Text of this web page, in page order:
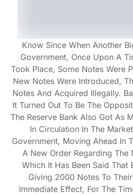
Know Since When Another
Government, Once Upon A
Took Place, Some Notes Were
New Notes Were Introduced,
Notes And Acquired Illegally.
It Turned Out To Be The
The Reserve Bank Also Got As
In Circulation In The
Government, Moving Ahead In
A New Order Regarding
Which It Has Been Said That
Giving 2000 Notes To
Immediate Effect, For The